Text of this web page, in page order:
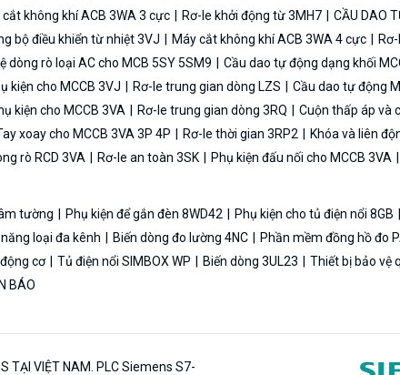
cắt không khí ACB 3WA 3 cực Rơ-le khởi động từ 3MH7 CẦU DAO
bộ điều khiển từ nhiệt 3VJ Máy cắt không khí ACB 3WA 4 cực
dòng rò loại AC cho MCB 5SY 5SM9 Cầu dao tự động dạng khối
kiện cho MCCB 3VJ Rơ-le trung gian dòng LZS Cầu dao tự động
kiện cho MCCB 3VA Rơ-le trung gian dòng 3RQ Cuộn thấp áp và
xoay cho MCCB 3VA 3P 4P Rơ-le thời gian 3RP2 Khóa và liên
rò RCD 3VA Rơ-le an toàn 3SK Phụ kiện đấu nối cho MCCB 3VA
tường Phụ kiện để gắn đèn 8WD42 Phụ kiện cho tủ điện nổi 8GB
loại đa kênh Biến dòng đo lường 4NC Phần mềm đồng hồ đo
cơ Tủ điện nổi SIMBOX WP Biến dòng 3UL23 Thiết bị bảo vệ
BÁO
TẠI VIỆT NAM. PLC Siemens S7-